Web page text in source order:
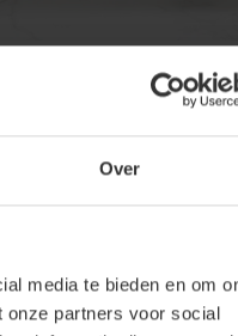
Over
media te bieden en om
onze partners voor social